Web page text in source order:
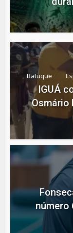
Batuque
IGUÁ
Osmário
número